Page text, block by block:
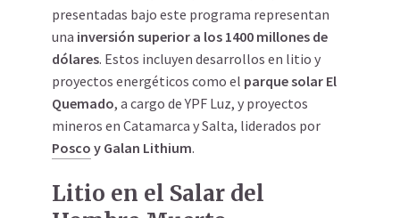
presentadas bajo este programa representan
una inversión superior a los 1400 millones de
dólares. Estos incluyen desarrollos en litio y
proyectos energéticos como el parque solar El
Quemado, a cargo de YPF Luz, y proyectos
mineros en Catamarca y Salta, liderados por
Posco y Galan Lithium.
Litio en el Salar del